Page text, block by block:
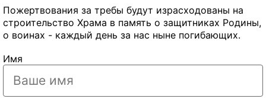
Пожертвования за требы будут израсходованы на
строительство Храма в память о защитниках Родины,
о воинах - каждый день за нас ныне погибающих.
Имя